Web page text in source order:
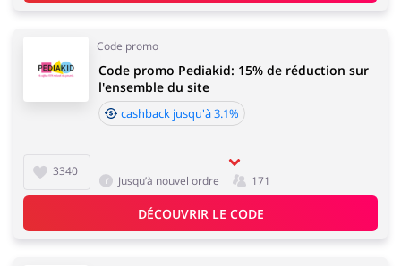
Code promo
3340
Code promo Pediakid: 15% de réduction sur
l'ensemble du site
cashback jusqu'à 3.1%
Jusqu’à nouvel ordre 171
DÉCOUVRIR LE CODE